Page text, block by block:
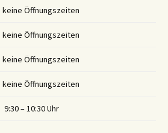
keine Öffnungszeiten
keine Öffnungszeiten
keine Öffnungszeiten
keine Öffnungszeiten
9:30 – 10:30 Uhr